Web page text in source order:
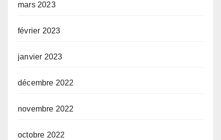
mars 2023
février 2023
janvier 2023
décembre 2022
novembre 2022
octobre 2022